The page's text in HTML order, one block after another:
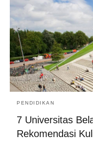
PENDIDIKAN
7 Universitas
Rekomendasi